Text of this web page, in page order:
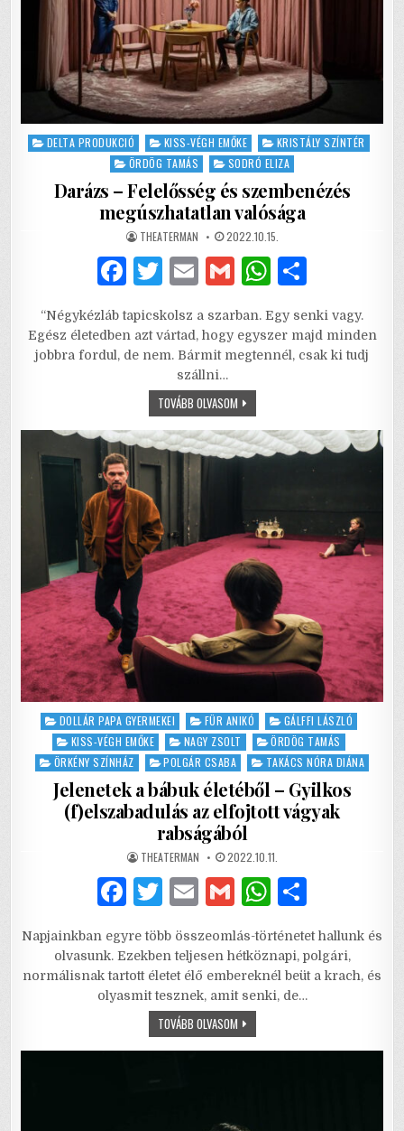
Posted
DELTA PRODUKCIÓ KISS-VÉGH EMŐKE
KRISTÁLY SZÍNTÉR
ÖRDÖG TAMÁS
SODRÓ ELIZA
Darázs – Felelősség és szembenézés
megúszhatatlan valósága
AUTHOR:
THEATERMAN PUBLISHED
DATE:
2022.10.15.
F
c
e
b
o
k
T
it
te
r
E
ai
l
G
ai
l
W
at
s
p
ar
e
“Négykézláb tapicskolsz a szarban. Egy senki vagy.
Egész életedben azt vártad, hogy egyszer majd minden
jobbra fordul, de nem. Bármit megtennél, csak ki tudj
szállni…
TOVÁBB OLVASOMDARÁZS
–
ÉS
SZEMBENÉZÉS
MEGÚSZHATATLAN
Posted
DOLLÁR PAPA GYERMEKEI FÜR ANIKÓ
GÁLFFI LÁSZLÓ
KISS-VÉGH EMŐKE
NAGY ZSOLT
ÖRDÖG TAMÁS
ÖRKÉNY SZÍNHÁZ
POLGÁR CSABA TAKÁCS NÓRA DIÁNA
Jelenetek a bábuk életéből – Gyilkos
(f)elszabadulás az elfojtott vágyak
rabságából
AUTHOR:
THEATERMAN PUBLISHED
DATE:
2022.10.11.
F
c
e
b
T
it
te
r
E
ai
l
G
ai
l
W
at
s
A
ar
e
Napjainkban egyre több összeomlás-történetet hallunk és
olvasunk. Ezekben teljesen hétköznapi, polgári,
normálisnak tartott életet élő embereknél beüt a krach, és
olyasmit tesznek, amit senki, de…
TOVÁBB OLVASOMJELENETEK
A